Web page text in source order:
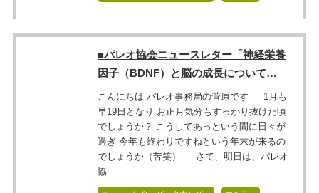
■パレオ協会ニュースレター「神経栄養
因子（BDNF）と脳の成長について…
こんにちは パレオ事務局の菅原です 1月も
早19日となり お正月気分もすっかり抜けた頃
でしょうか？ こうしてあっという間に日々が
過ぎ 今年も終わりですねという年末が来るの
でしょうか（苦笑） さて、明日は、パレオ
協...